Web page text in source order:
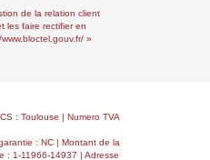
de la relation client
les faire rectifier en
»
: Toulouse | Numero TVA
: NC | Montant de la
: 1-11966-14937 | Adresse